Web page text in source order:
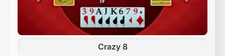
Crazy 8